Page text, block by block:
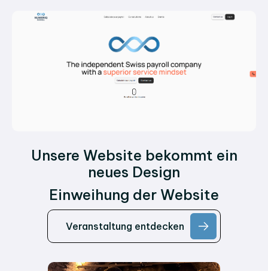
Unsere Website bekommt ein
neues Design
Einweihung der Website
Veranstaltung entdecken